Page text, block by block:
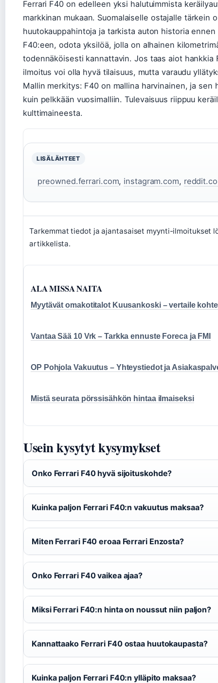
Ferrari F40 on edelleen yksi halutuimmista
markkinan mukaan. Suomalaiselle ostajalle tärkein
huutokauppahintoja ja tarkista auton historia
F40:een, odota yksilöä, jolla on alhainen
todennäköisesti kannattavin. Jos taas aiot hankkia
ilmoitus voi olla hyvä tilaisuus, mutta varaudu
Mallin merkitys: F40 on mallina harvinainen, ja
kuin pelkkään vuosimalliin. Tulevaisuus riippuu
kulttimaineesta.
LISÄLÄHTEET
preowned.ferrari.com, instagram.com,
Tarkemmat tiedot ja ajantasaiset myynti-ilmoitukset
artikkelista.
ALA MISSA NAITA
Myytävät omakotitalot Kuusankoski – vertaile
Vantaa Sää 10 Vrk – Tarkka ennuste Foreca ja FMI
OP Pohjola Vakuutus – Yhteystiedot ja
Mistä seurata pörssisähkön hintaa ilmaiseksi
Usein kysytyt kysymykset
Onko Ferrari F40 hyvä sijoituskohde?
Kuinka paljon Ferrari F40:n vakuutus maksaa?
Miten Ferrari F40 eroaa Ferrari Enzosta?
Onko Ferrari F40 vaikea ajaa?
Miksi Ferrari F40:n hinta on noussut niin paljon?
Kannattaako Ferrari F40 ostaa huutokaupasta?
Kuinka paljon Ferrari F40:n ylläpito maksaa?